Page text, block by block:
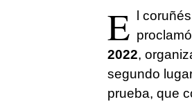
E l
2022,
segundo
prueba, que